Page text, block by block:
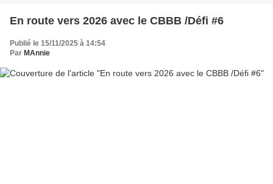
En route vers 2026 avec le CBBB /Défi #6
Publié le 15/11/2025 à 14:54
Par MAnnie